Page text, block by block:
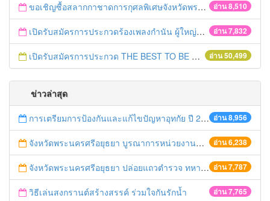
อ่าน 8,510
ขอเชิญซื้อสลากกาชาดการกุศลพิเศษจังหวัดพระนครศรีอยุธยา 2560
อ่าน 7,832
เปิดรับสมัครการประกวดร้องเพลงกำนัน ผู้ใหญ่บ้าน ฯลฯ
อ่าน 50,499
เปิดรับสมัครการประกวด THE BEST TO BE NUMBER ONE
ข่าวล่าสุด
อ่าน 8,956
การเตรียมการป้องกันและแก้ไขปัญหาอุทกัย ปี 2561
อ่าน 6,238
จังหวัดพระนครศรีอยุธยา บูรณาการหน่วยงานที่เกี่ยวข้อง ลงพื้นที่จัดระเบียบและดำเนินมาตรการตามบทลงโทษสูงสุดกับผู้ประกอบการร้านค้าที่ยังฝ่าฝืนตั้งร้านค้ารุกล้ำเขตพื้นที่ทางหลวง เตรียมความปลอดภัยก่อนเทศกาลสงกรานต์
อ่าน 7,787
จังหวัดพระนครศรีอยุธยา ปล่อยแถวตำรวจ ทหาร ฝ่ายปกครอง กว่า 100 นาย ตรวจเข้มท่ารถสาธารณะ สถานีขนส่งรถโดยสาร วินรถตู้ และสถานีรถไฟ เตรียมรับมือเทศกาลสงกรานต์
อ่าน 7,765
วิธีเล่นสงกรานต์สร้างสรรค์ ร่วมใจกันรักน้ำ